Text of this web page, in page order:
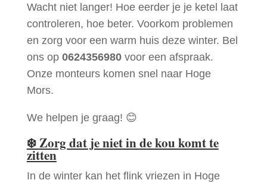
Wacht niet langer! Hoe eerder je je ketel laat
controleren, hoe beter. Voorkom problemen
en zorg voor een warm huis deze winter. Bel
ons op 0624356980voor een afspraak.
Onze monteurs komen snel naar Hoge
Mors.
We helpen je graag! 😊
❄️Zorg dat je niet in de kou komt te
zitten
In de winter kan het flink vriezen in Hoge